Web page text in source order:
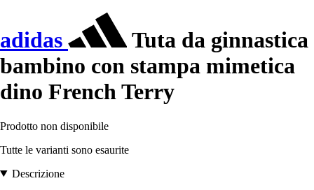
adidas
Tuta da ginnastica
bambino con stampa mimetica
dino French Terry
Prodotto non disponibile
Tutte le varianti sono esaurite
Descrizione